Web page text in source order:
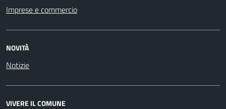
Imprese e commercio
NOVITÀ
Notizie
VIVERE IL COMUNE